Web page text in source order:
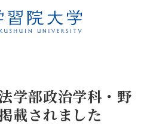
学部政治学科・野
載されました